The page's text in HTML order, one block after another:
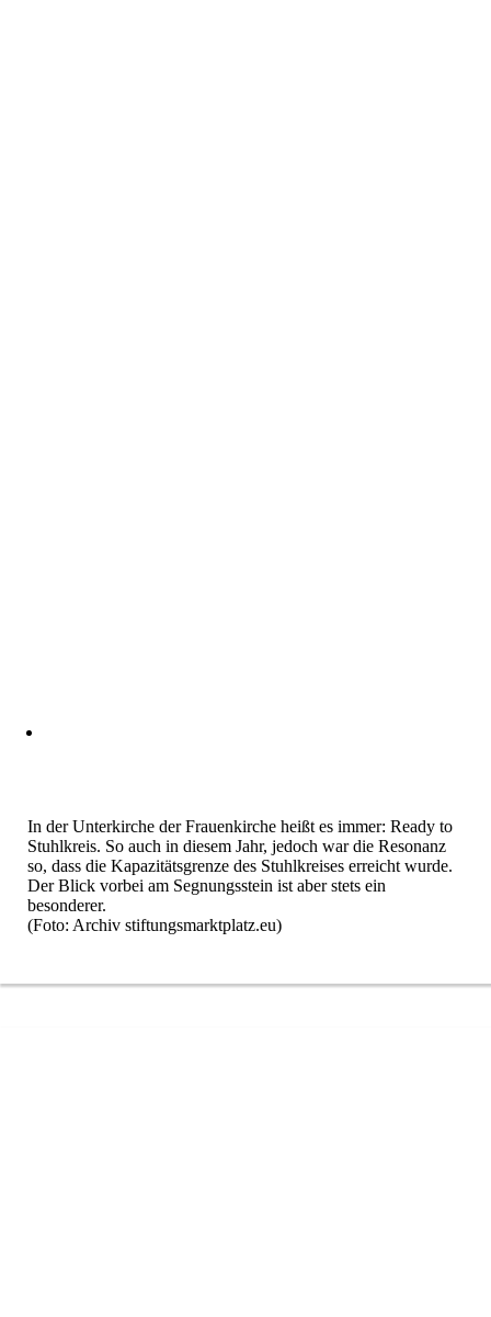
In der Unterkirche der Frauenkirche heißt es immer: Ready to
Stuhlkreis. So auch in diesem Jahr, jedoch war die Resonanz
so, dass die Kapazitätsgrenze des Stuhlkreises erreicht wurde.
Der Blick vorbei am Segnungsstein ist aber stets ein
besonderer.
(Foto: Archiv stiftungsmarktplatz.eu)